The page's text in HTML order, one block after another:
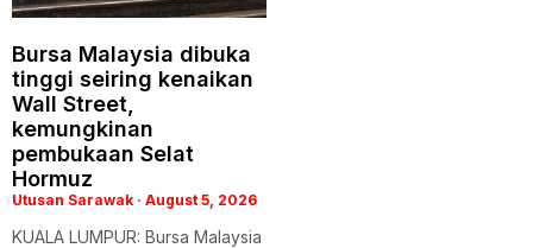
Bursa Malaysia dibuka
tinggi seiring kenaikan
Wall Street,
kemungkinan
pembukaan Selat
Hormuz
Utusan Sarawak August 5, 2026
KUALA LUMPUR: Bursa Malaysia